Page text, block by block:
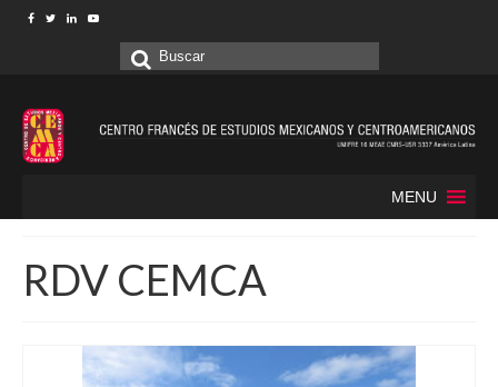
Buscar
MENU
RDV CEMCA